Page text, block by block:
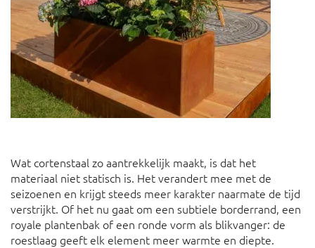
Wat cortenstaal zo aantrekkelijk maakt, is dat het
materiaal niet statisch is. Het verandert mee met de
seizoenen en krijgt steeds meer karakter naarmate de tijd
verstrijkt. Of het nu gaat om een subtiele borderrand, een
royale plantenbak of een ronde vorm als blikvanger: de
roestlaag geeft elk element meer warmte en diepte.